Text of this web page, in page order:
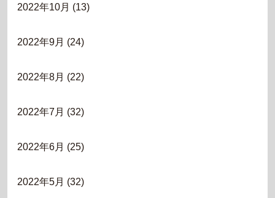
2022年10月 (13)
2022年9月 (24)
2022年8月 (22)
2022年7月 (32)
2022年6月 (25)
2022年5月 (32)